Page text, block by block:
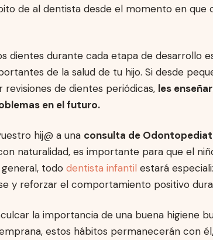
de al dentista desde el momento en que
dientes durante cada etapa de desarrollo
de la salud de tu hijo. Si desde
revisiones de dientes periódicas, les
en el futuro.
hij@ a una consulta de
naturalidad, es importante para que el
todo dentista infantil estará
y reforzar el comportamiento positivo
la importancia de una buena higiene
estos hábitos permanecerán con